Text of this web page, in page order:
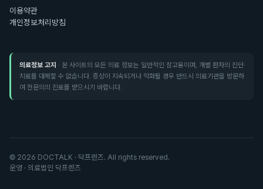
이용약관
개인정보처리방침
의료정보 고지 · 본 사이트의 모든 의료 정보는 일반적인 참고용이며, 개별 환자의 진단·
치료를 대체할 수 없습니다. 증상이 지속되거나 악화될 경우 반드시 의료기관을 방문하
여 전문의의 진료를 받으시기 바랍니다.
© 2026 DOCTALK · 닥프렌즈. All rights reserved.
운영 · 의료법인 닥프렌즈